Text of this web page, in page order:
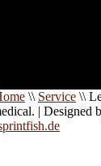
\\ Service \\
| Designed